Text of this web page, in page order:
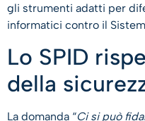
gli strumenti adatti per
informatici contro il
Lo SPID
della
La domanda “Ci si può